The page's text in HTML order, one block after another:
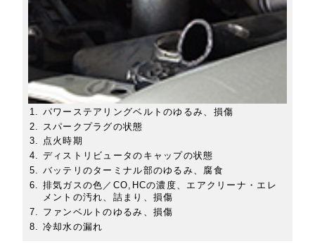
パワーステアリングベルトのゆるみ、損傷
スパークプラグの状態
点火時期
ディストリビュータのキャップの状態
バッテリのターミナル部のゆるみ、腐食
排気ガスの色／CO,HCの濃度、エアクリーナ・エレ
メントの汚れ、詰まり、損傷
ファンベルトのゆるみ、損傷
冷却水の漏れ